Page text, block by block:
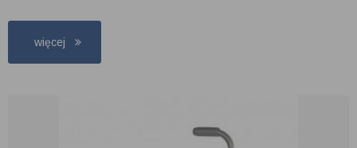
więcej